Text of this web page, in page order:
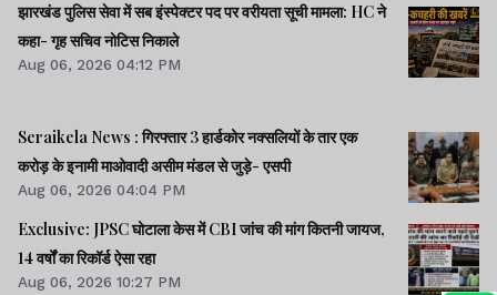
झारखंड पुलिस सेवा में सब इंस्पेक्टर पद पर वरीयता सूची मामला: HC ने
कहा- गृह सचिव नोटिस निकाले
Aug 06, 2026 04:12 PM
Seraikela News : गिरफ्तार 3 हार्डकोर नक्सलियों के तार एक
करोड़ के इनामी माओवादी असीम मंडल से जुड़े- एसपी
Aug 06, 2026 04:04 PM
Exclusive: JPSC घोटाला केस में CBI जांच की मांग कितनी जायज,
14 वर्षों का रिकॉर्ड ऐसा रहा
Aug 06, 2026 10:27 PM